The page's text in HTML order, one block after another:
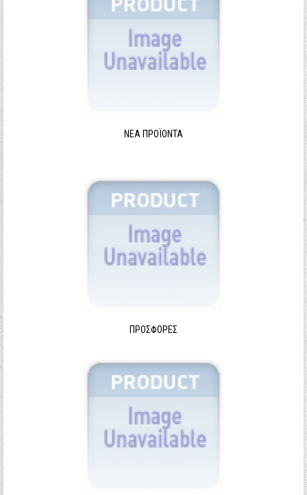
ΝΈΑ ΠΡΟΪΌΝΤΑ
ΠΡΟΣΦΟΡΈΣ